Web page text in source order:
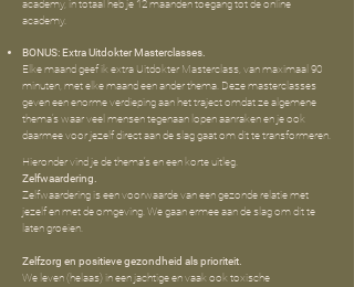
academy, in totaal heb je 12 maanden toegang tot de online
academy.
BONUS: Extra Uitdokter Masterclasses.
Elke maand geef ik extra Uitdokter Masterclass, van maximaal 90
minuten, met elke maand een ander thema. Deze masterclasses
geven een enorme verdieping aan het traject omdat ze algemene
thema’s waar veel mensen tegenaan lopen aanraken en je ook
daarmee voor jezelf direct aan de slag gaat om dit te transformeren.
Hieronder vind je de thema’s en een korte uitleg.
Zelfwaardering.
Zelfwaardering is een voorwaarde van een gezonde relatie met
jezelf en met de omgeving. We gaan ermee aan de slag om dit te
laten groeien.
Zelfzorg en positieve gezondheid als prioriteit.
We leven (helaas) in een jachtige en vaak ook toxische